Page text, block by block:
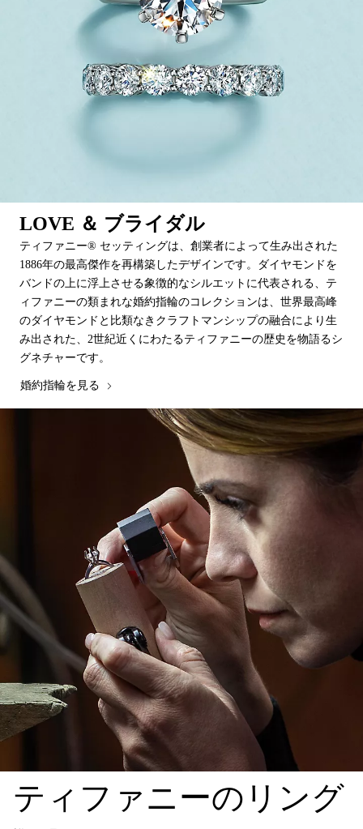
LOVE ＆ ブライダル
ティファニー® セッティングは、創業者によって生み出された
1886年の最高傑作を再構築したデザインです。ダイヤモンドを
バンドの上に浮上させる象徴的なシルエットに代表される、テ
ィファニーの類まれな婚約指輪のコレクションは、世界最高峰
のダイヤモンドと比類なきクラフトマンシップの融合により生
み出された、2世紀近くにわたるティファニーの歴史を物語るシ
グネチャーです。
婚約指輪を見る
ティファニーのリング